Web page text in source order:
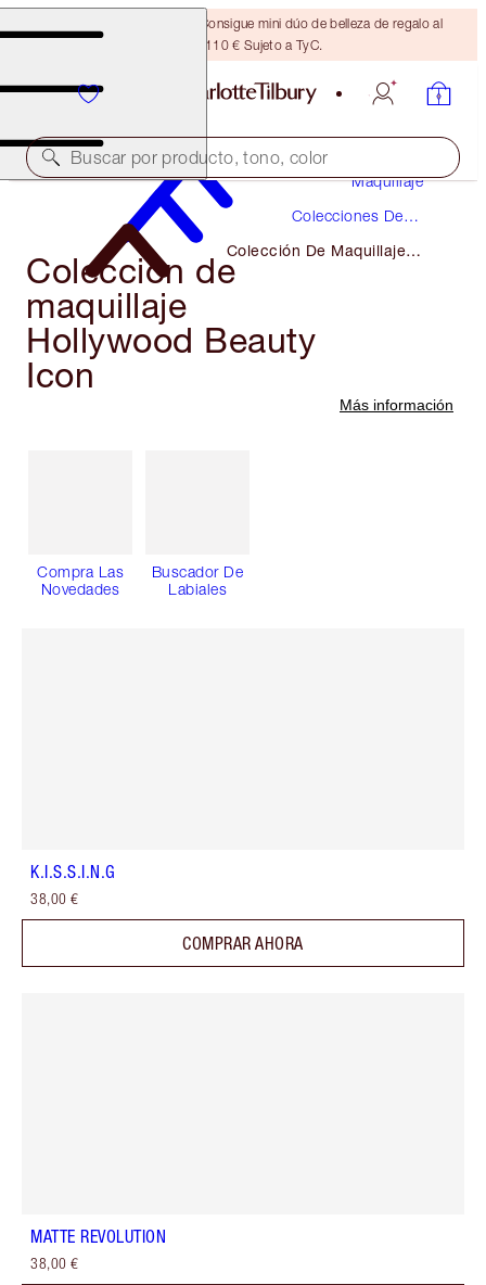
¡ÚLTIMA OPORTUNIDAD! Consigue mini dúo de belleza de regalo al
gastar 110 € Sujeto a TyC.
Buscar por producto, tono, color
Maquillaje
Colecciones De
Colección De Maquillaje
Hollywood Beauty Icon
Colección de
maquillaje
Hollywood Beauty
Icon
Más información
Compra Las
Novedades
Buscador De
Labiales
K.I.S.S.I.N.G
38,00 €
COMPRAR AHORA
MATTE REVOLUTION
38,00 €